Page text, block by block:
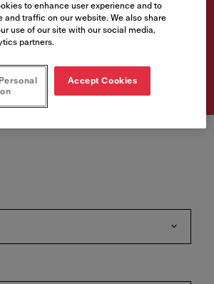
to enhance user experience and to
and traffic on our website. We also share
use of our site with our social media,
partners.
Accept Cookies